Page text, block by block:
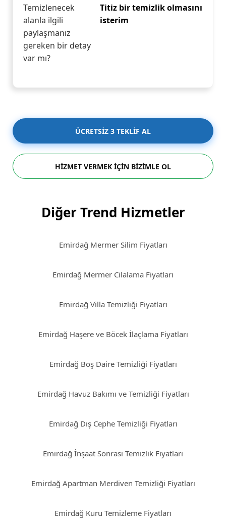
Temizlenecek
alanla ilgili
paylaşmanız
gereken bir detay
var mı?
Titiz bir temizlik olmasını
isterim
ÜCRETSİZ 3 TEKLİF AL
HİZMET VERMEK İÇİN BİZİMLE OL
Diğer Trend Hizmetler
Emirdağ Mermer Silim Fiyatları
Emirdağ Mermer Cilalama Fiyatları
Emirdağ Villa Temizliği Fiyatları
Emirdağ Haşere ve Böcek İlaçlama Fiyatları
Emirdağ Boş Daire Temizliği Fiyatları
Emirdağ Havuz Bakımı ve Temizliği Fiyatları
Emirdağ Dış Cephe Temizliği Fiyatları
Emirdağ İnşaat Sonrası Temizlik Fiyatları
Emirdağ Apartman Merdiven Temizliği Fiyatları
Emirdağ Kuru Temizleme Fiyatları